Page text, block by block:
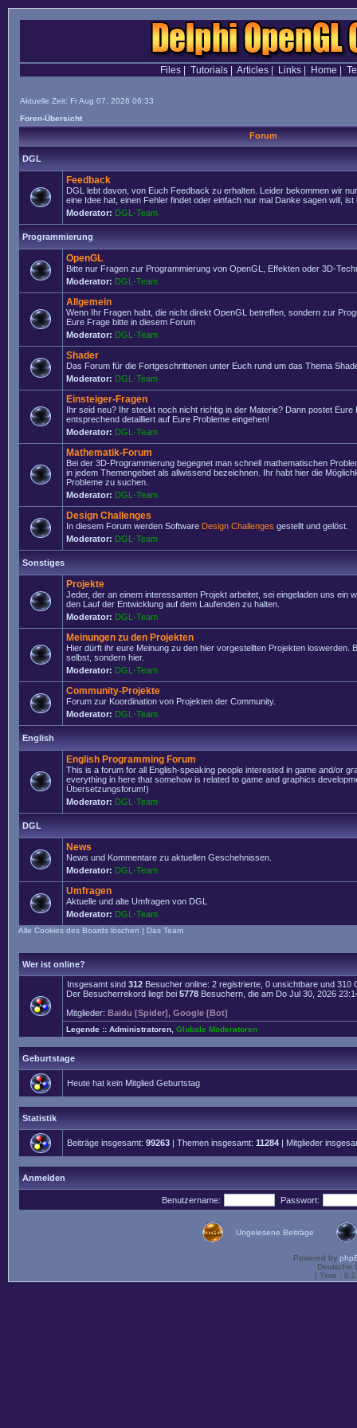
Files| Tutorials| Articles| Links| Home
Aktuelle Zeit: Fr Aug 07, 2026 06:33
Foren-Übersicht
Forum
DGL
Feedback
DGL lebt davon, von Euch Feedback zu erhalten. Leider bekommen wir
eine Idee hat, einen Fehler findet oder einfach nur mal Danke sagen will, ist
Moderator: DGL-Team
Programmierung
OpenGL
Bitte nur Fragen zur Programmierung von OpenGL, Effekten oder 3D-
Moderator: DGL-Team
Allgemein
Wenn Ihr Fragen habt, die nicht direkt OpenGL betreffen, sondern zur
Eure Frage bitte in diesem Forum
Moderator: DGL-Team
Shader
Das Forum für die Fortgeschrittenen unter Euch rund um das Thema
Moderator: DGL-Team
Einsteiger-Fragen
Ihr seid neu? Ihr steckt noch nicht richtig in der Materie? Dann postet Eure
entsprechend detailliert auf Eure Probleme eingehen!
Moderator: DGL-Team
Mathematik-Forum
Bei der 3D-Programmierung begegnet man schnell mathematischen
in jedem Themengebiet als allwissend bezeichnen. Ihr habt hier die
Probleme zu suchen.
Moderator: DGL-Team
Design Challenges
In diesem Forum werden Software Design Challenges gestellt und gelöst.
Moderator: DGL-Team
Sonstiges
Projekte
Jeder, der an einem interessanten Projekt arbeitet, sei eingeladen uns ein
den Lauf der Entwicklung auf dem Laufenden zu halten.
Moderator: DGL-Team
Meinungen zu den Projekten
Hier dürft ihr eure Meinung zu den hier vorgestellten Projekten loswerden.
selbst, sondern hier.
Moderator: DGL-Team
Community-Projekte
Forum zur Koordination von Projekten der Community.
Moderator: DGL-Team
English
English Programming Forum
This is a forum for all English-speaking people interested in game and/or
everything in here that somehow is related to game and graphics
Übersetzungsforum!)
Moderator: DGL-Team
DGL
News
News und Kommentare zu aktuellen Geschehnissen.
Moderator: DGL-Team
Umfragen
Aktuelle und alte Umfragen von DGL
Moderator: DGL-Team
Alle Cookies des Boards löschen | Das Team
Wer ist online?
Insgesamt sind 312 Besucher online: 2 registrierte, 0 unsichtbare und
Der Besucherrekord liegt bei 5778 Besuchern, die am Do Jul 30, 2026
Mitglieder: Baidu [Spider] Google [Bot]
Legende :: Administratoren Globale Moderatoren
Geburtstage
Heute hat kein Mitglied Geburtstag
Statistik
Beiträge insgesamt: 99263 | Themen insgesamt: 11284 | Mitglieder
Anmelden
Benutzername: Passwort:
Ungelesene Beiträge
Powered by
Deutsche
[ Time :